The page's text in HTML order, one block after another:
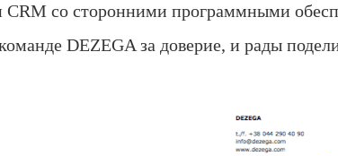
CRM со сторонними программными
DEZEGA за доверие, и рады